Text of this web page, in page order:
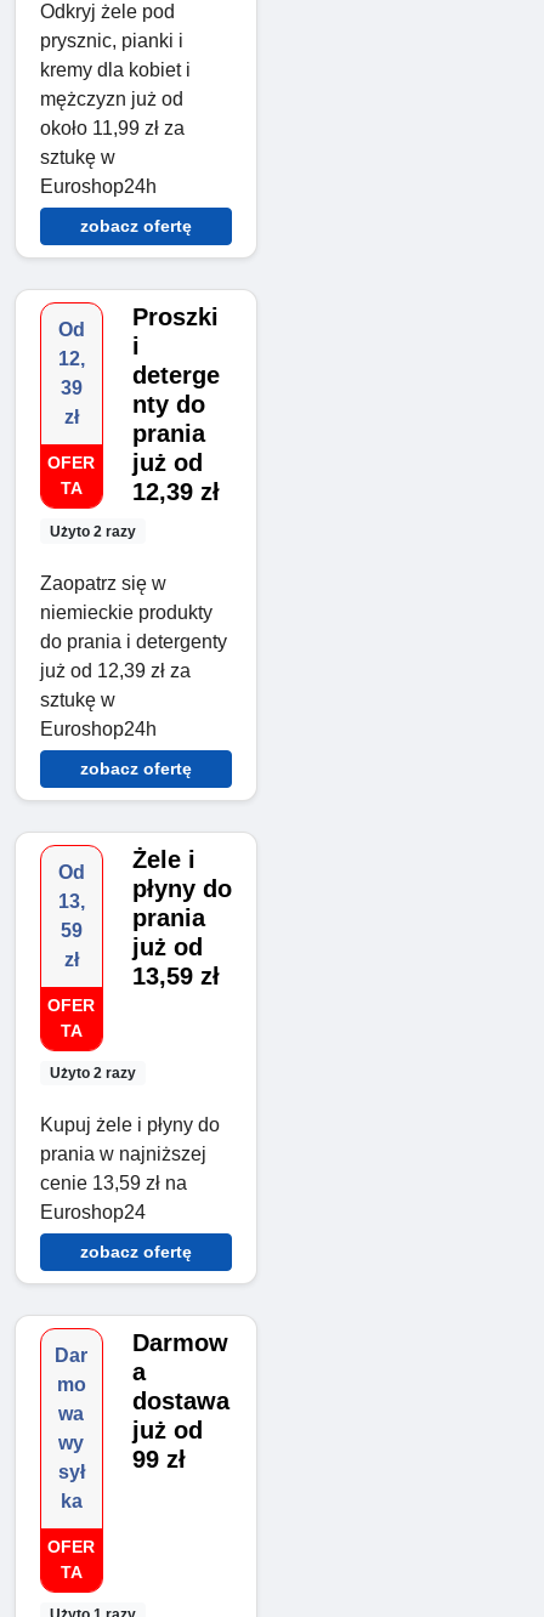
Odkryj żele pod
prysznic, pianki i
kremy dla kobiet i
mężczyzn już od
około 11,99 zł za
sztukę w
Euroshop24h
zobacz ofertę
Od
12,
39
zł
OFER
TA
Użyto 2 razy
Proszki
i
deterge
nty do
prania
już od
12,39 zł
Zaopatrz się w
niemieckie produkty
do prania i detergenty
już od 12,39 zł za
sztukę w
Euroshop24h
zobacz ofertę
Od
13,
59
zł
OFER
TA
Użyto 2 razy
Żele i
płyny do
prania
już od
13,59 zł
Kupuj żele i płyny do
prania w najniższej
cenie 13,59 zł na
Euroshop24
zobacz ofertę
Dar
mo
wa
wy
sył
ka
OFER
TA
Darmow
a
dostawa
już od
99 zł